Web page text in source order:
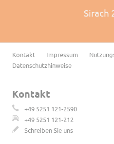
Sirach
Navigation
überspringen
Kontakt Impressum
Datenschutzhinweise
Kontakt
+49 5251 121-2590
+49 5251 121-212
Schreiben Sie uns